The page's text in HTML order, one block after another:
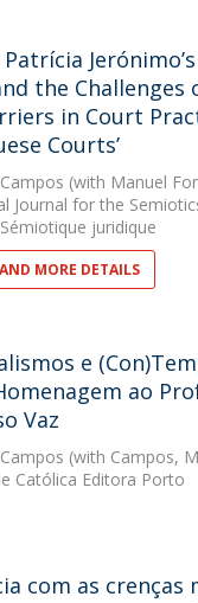
Jerónimo’s
the Challenges
in Court
Courts’
(with Manuel
Journal for the
juridique
MORE DETAILS
e
ao
Vaz
(with Campos,
Católica Editora Porto
com as crenças